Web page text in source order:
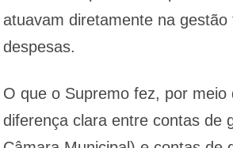
atuavam diretamente na
despesas.
O que o Supremo fez, por
diferença clara entre contas de